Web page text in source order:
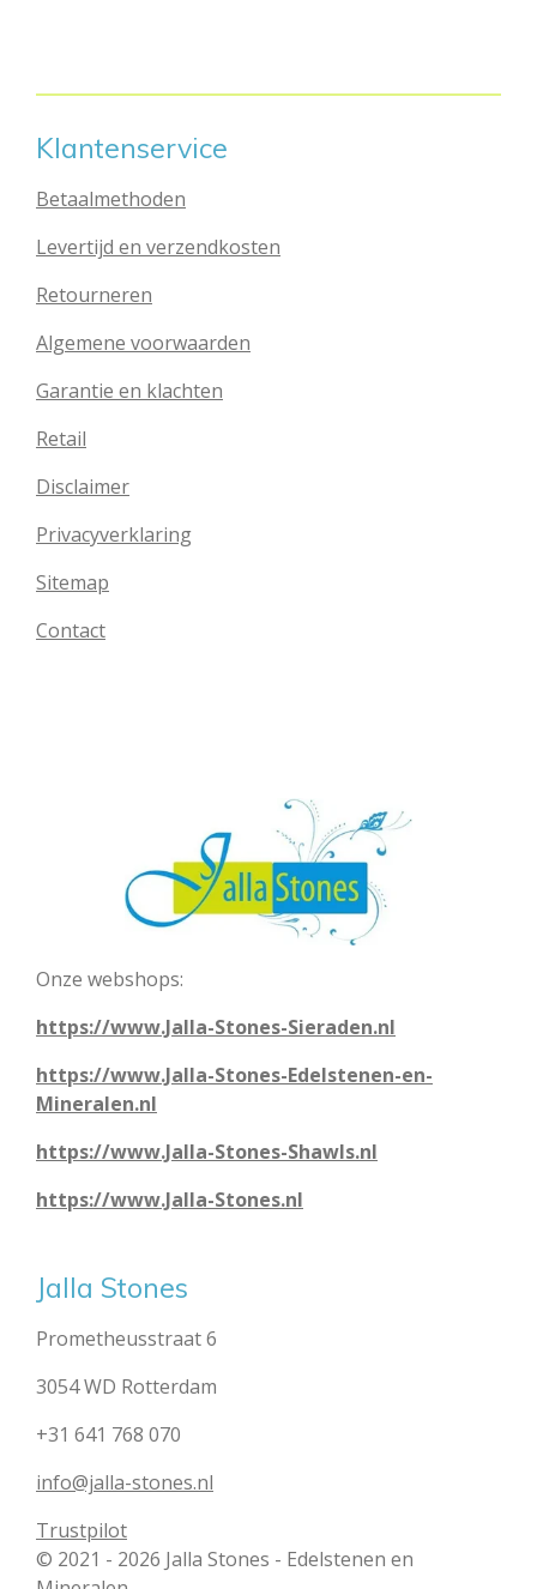
Klantenservice
Betaalmethoden
Levertijd en verzendkosten
Retourneren
Algemene voorwaarden
Garantie en klachten
Retail
Disclaimer
Privacyverklaring
Sitemap
Contact
Onze webshops:
https://www.Jalla-Stones-Sieraden.nl
https://www.Jalla-Stones-Edelstenen-en-
Mineralen.nl
https://www.Jalla-Stones-Shawls.nl
https://www.Jalla-Stones.nl
Jalla Stones
Prometheusstraat 6
3054 WD Rotterdam
+31 641 768 070
info@jalla-stones.nl
Trustpilot
© 2021 - 2026 Jalla Stones - Edelstenen en